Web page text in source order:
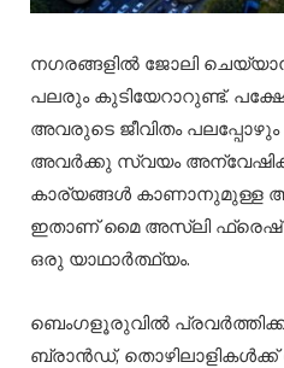
നഗരങ്ങളിൽ ജോലി
പലരും കുടിയേറാറുണ്ട്. പക്ഷേ,
അവരുടെ ജീവിതം പലപ്പോഴും
അവർക്കു സ്വയം
കാര്യങ്ങൾ കാണാനുമുള്ള
ഇതാണ് മൈ അസ്ലി ഫ്രെഷ്
ഒരു യാഥാർത്ഥ്യം.
ബെംഗളൂരുവിൽ
ബ്രാൻഡ്, തൊഴിലാളികൾക്ക്